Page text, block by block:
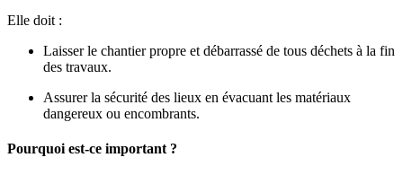
Elle doit :
Laisser le chantier propre et débarrassé de tous déchets à la fin
des travaux.
Assurer la sécurité des lieux en évacuant les matériaux
dangereux ou encombrants.
Pourquoi est-ce important ?